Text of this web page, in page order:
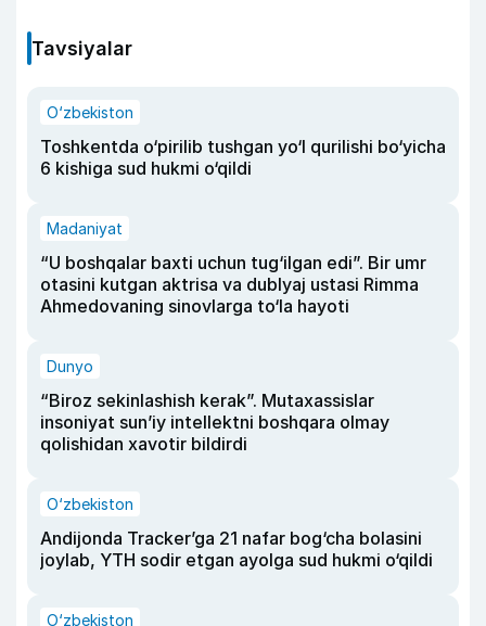
Tavsiyalar
O‘zbekiston
Toshkentda o‘pirilib tushgan yo‘l qurilishi bo‘yicha
6 kishiga sud hukmi o‘qildi
Madaniyat
“U boshqalar baxti uchun tug‘ilgan edi”. Bir umr
otasini kutgan aktrisa va dublyaj ustasi Rimma
Ahmedovaning sinovlarga to‘la hayoti
Dunyo
“Biroz sekinlashish kerak”. Mutaxassislar
insoniyat sun’iy intellektni boshqara olmay
qolishidan xavotir bildirdi
O‘zbekiston
Andijonda Tracker’ga 21 nafar bog‘cha bolasini
joylab, YTH sodir etgan ayolga sud hukmi o‘qildi
O‘zbekiston